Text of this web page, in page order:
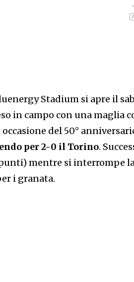
Stadium si apre il
in campo con una maglia
del 50°
per 2-0 il Torino.
punti) mentre si interrompe
i granata.